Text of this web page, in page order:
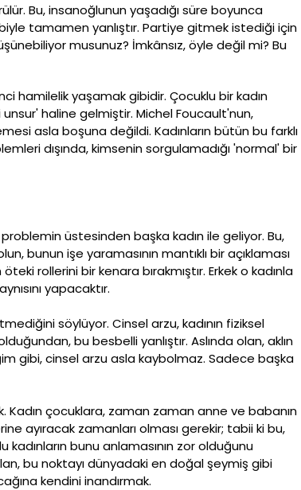
Bu, insanoğlunun yaşadığı süre boyunca
tamamen yanlıştır. Partiye gitmek istediği için
musunuz? İmkânsız, öyle değil mi? Bu
hamilelik yaşamak gibidir. Çocuklu bir kadın
unsur' haline gelmiştir. Michel Foucault'nun,
asla boşuna değildi. Kadınların bütün bu farklı
dışında, kimsenin sorgulamadığı 'normal' bir
üstesinden başka kadın ile geliyor. Bu,
bunun işe yaramasının mantıklı bir açıklaması
rollerini bir kenara bırakmıştır. Erkek o kadınla
yapacaktır.
söylüyor. Cinsel arzu, kadının fiziksel
bu besbelli yanlıştır. Aslında olan, aklın
gibi, cinsel arzu asla kaybolmaz. Sadece başka
Kadın çocuklara, zaman zaman anne ve babanın
ayıracak zamanları olması gerekir; tabii ki bu,
bunu anlamasının zor olduğunu
bu noktayı dünyadaki en doğal şeymiş gibi
kendini inandırmak.